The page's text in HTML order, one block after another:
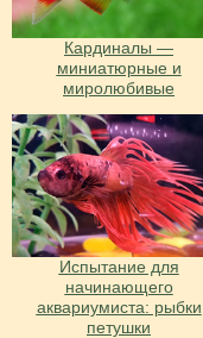
Кардиналы —
миниатюрные и
миролюбивые
Испытание для
начинающего
аквариумиста: рыбки
петушки